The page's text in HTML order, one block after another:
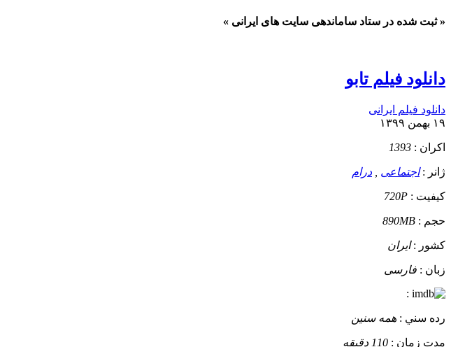
« ثبت شده در ستاد ساماندهی سایت های ایرانی »
دانلود فیلم تابو
دانلود فیلم ایرانی
۱۹ بهمن ۱۳۹۹
اکران : 1393
ژانر :اجتماعی درام
کيفيت : 720P
حجم : 890MB
کشور :ایران
زبان : فارسی
:
رده سني : همه سنین
مدت زمان : 110 دقیقه